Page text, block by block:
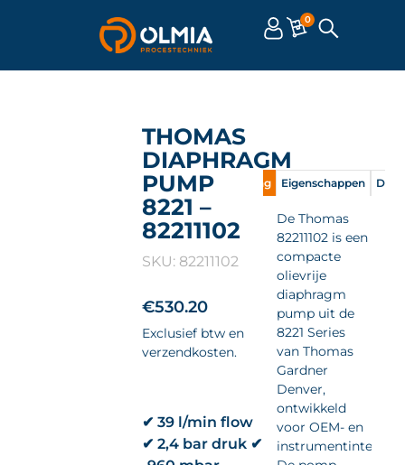
0
THOMAS
DIAPHRAGM
PUMP
8221 –
82211102
SKU: 82211102
€530.20
Exclusief btw en
verzendkosten.
✔ 39 l/min flow
✔ 2,4 bar druk ✔
Omschrijving Eigenschappen
De Thomas
82211102 is een
compacte
olievrije
diaphragm
pump uit de
8221 Series
van Thomas
Gardner
Denver,
ontwikkeld
voor OEM- en